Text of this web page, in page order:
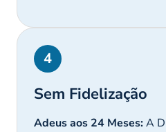
4
Sem Fidelização
Adeus aos 24 Meses:A